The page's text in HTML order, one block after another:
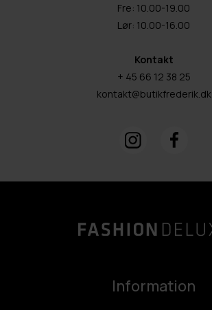
Fre: 10.00-19.00
Lør: 10.00-16.00
Kontakt
+ 45 66 12 38 25
kontakt@butikfrederik.dk
Information